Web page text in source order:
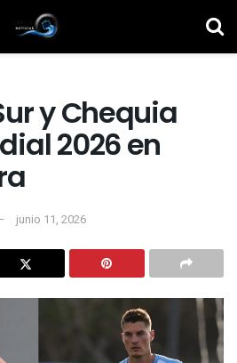
y Chequia
2026 en
junio 11, 2026